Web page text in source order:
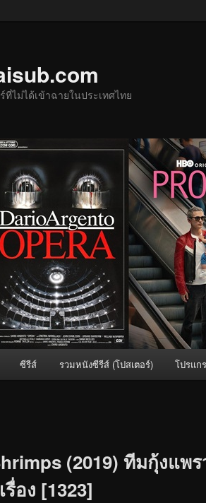
ไม่ได้เข้าฉายในประเทศไทย
ซีรีส์ รวมหนังซีรีส์ (โปสเตอร์) โปรแก
(2019) ทีมกุ้งแพ
อง [1323]